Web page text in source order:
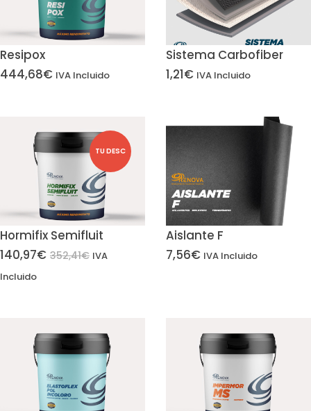
Resipox
444,68€ IVA Incluido
Sistema Carbofiber
1,21€ IVA Incluido
TU DESC
Hormifix Semifluit
140,97€ 352,41€ IVA
Incluido
Aislante F
7,56€ IVA Incluido